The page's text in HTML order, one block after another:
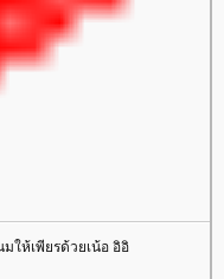
ให้เพียรด้วยเน้อ อิอิ